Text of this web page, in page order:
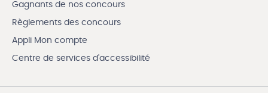
Gagnants de nos concours
Règlements des concours
Appli Mon compte
Centre de services d'accessibilité